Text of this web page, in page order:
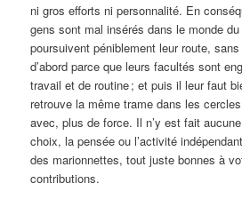
ni gros efforts ni personnalité. En
gens sont mal insérés dans le monde
poursuivent péniblement leur route,
d’abord parce que leurs facultés sont
travail et de routine ; et puis il leur faut
retrouve la même trame dans les
avec, plus de force. Il n’y est fait
choix, la pensée ou l’activité
des marionnettes, tout juste bonnes à
contributions.